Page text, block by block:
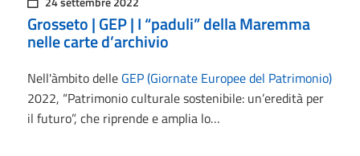
Grosseto | GEP | I “paduli” della Maremma
nelle carte d’archivio
Nell'àmbito delle GEP (Giornate Europee del Patrimonio)
2022, “Patrimonio culturale sostenibile: un’eredità per
il futuro”, che riprende e amplia lo…